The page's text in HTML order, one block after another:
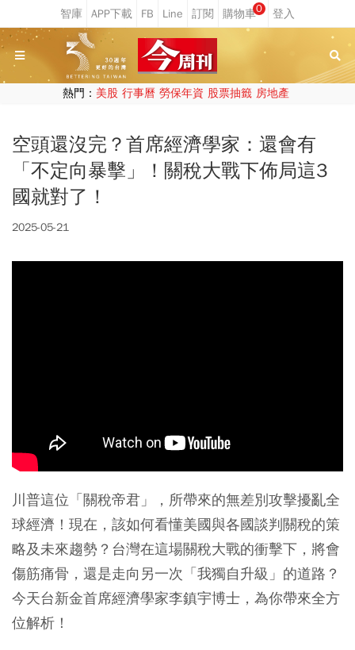
0
熱門： 美股 行事曆 勞保年資 股票抽籤 房地產
空頭還沒完？首席經濟學家：還會有
「不定向暴擊」！關稅大戰下佈局這3
國就對了！
2025-05-21
川普這位「關稅帝君」，所帶來的無差別攻擊擾亂全
球經濟！現在，該如何看懂美國與各國談判關稅的策
略及未來趨勢？台灣在這場關稅大戰的衝擊下，將會
傷筋痛骨，還是走向另一次「我獨自升級」的道路？
今天台新金首席經濟學家李鎮宇博士，為你帶來全方
位解析！